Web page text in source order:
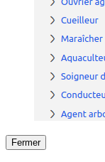
Fermer